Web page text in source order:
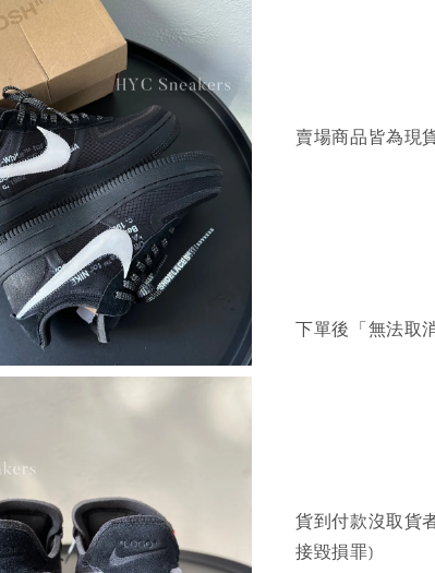
賣場商品皆為現
下單後「無法取
貨到付款沒取貨
接毀損罪)